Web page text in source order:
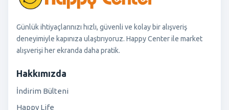
Günlük ihtiyaçlarınızı hızlı, güvenli ve kolay bir alışveriş
deneyimiyle kapınıza ulaştırıyoruz. Happy Center ile market
alışverişi her ekranda daha pratik.
Hakkımızda
İndirim Bülteni
Happy Life